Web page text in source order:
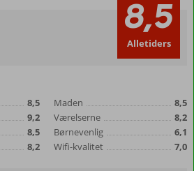
8,5
Alletiders
8,5
9,2
8,5
8,2
Maden
8,5
Værelserne
8,2
Børnevenlig
6,1
Wifi-kvalitet
7,0